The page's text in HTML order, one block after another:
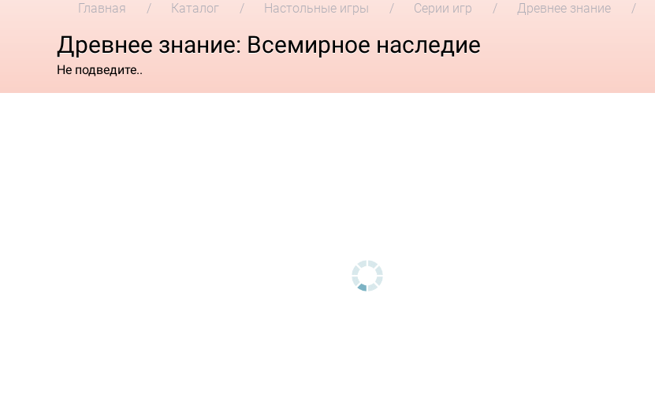
Главная Каталог Настольные игры Серии игр Древнее знание
Древнее знание: Всемирное наследие
Не подведите..